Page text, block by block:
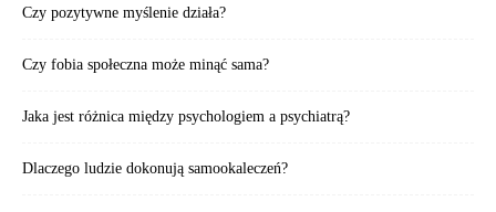
Czy pozytywne myślenie działa?
Czy fobia społeczna może minąć sama?
Jaka jest różnica między psychologiem a psychiatrą?
Dlaczego ludzie dokonują samookaleczeń?